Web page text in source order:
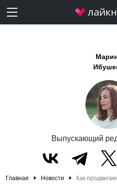
Выпускающий
Главная Новости
Как